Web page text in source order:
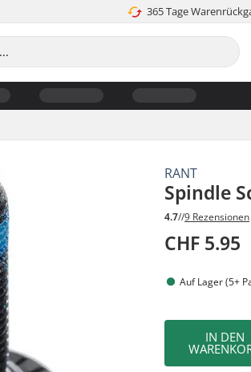
365 Tage
RANT
Spindle
4.7//9 Rezensionen
CHF 5.95
Auf Lager (5+
IN DEN